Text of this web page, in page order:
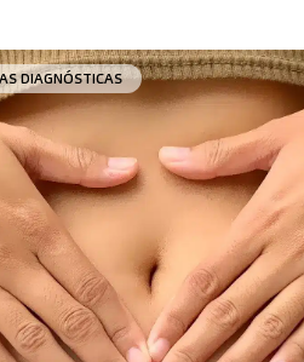
DIAGNÓSTICAS